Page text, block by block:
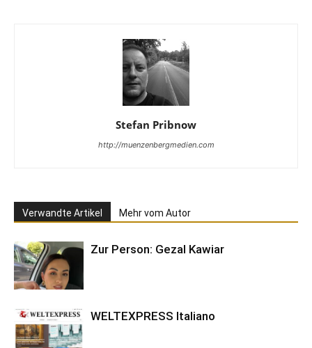
Stefan Pribnow
http://muenzenbergmedien.com
Verwandte Artikel Mehr vom Autor
Zur Person: Gezal Kawiar
WELTEXPRESS Italiano